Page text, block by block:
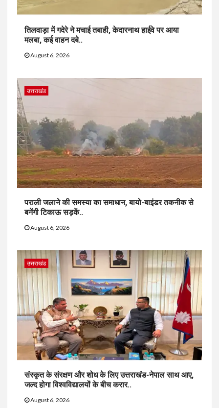
तिलवाड़ा में गदेरे ने मचाई तबाही, केदारनाथ हाईवे पर आया
मलबा, कई वाहन दबे..
August 6, 2026
उत्तराखंड
पराली जलाने की समस्या का समाधान, बायो-बाइंडर तकनीक से
बनेंगी टिकाऊ सड़कें..
August 6, 2026
उत्तराखंड
संस्कृत के संरक्षण और शोध के लिए उत्तराखंड-नेपाल साथ आए,
जल्द होगा विश्वविद्यालयों के बीच करार..
August 6, 2026